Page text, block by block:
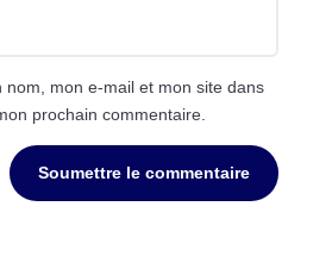
nom, mon e-mail et mon site dans
prochain commentaire.
Soumettre le commentaire